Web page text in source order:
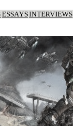
ESSAYSINTERVIEWS